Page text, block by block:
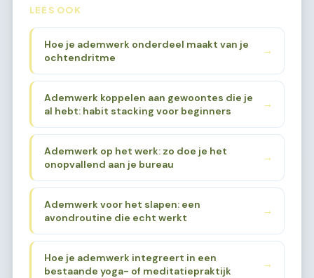
LEES OOK
Hoe je ademwerk onderdeel maakt van je
ochtendritme
→
Ademwerk koppelen aan gewoontes die je
al hebt: habit stacking voor beginners
→
Ademwerk op het werk: zo doe je het
onopvallend aan je bureau
→
Ademwerk voor het slapen: een
avondroutine die echt werkt
→
Hoe je ademwerk integreert in een
bestaande yoga- of meditatiepraktijk
→